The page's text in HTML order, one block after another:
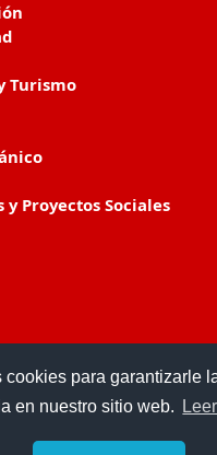
cookies para garantizarle
en nuestro sitio web.
Turismo
y Proyectos Sociales